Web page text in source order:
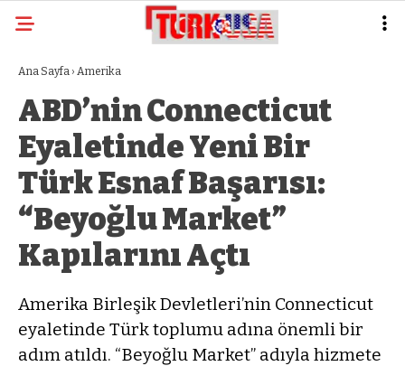
Ana Sayfa › Amerika
ABD’nin Connecticut
Eyaletinde Yeni Bir
Türk Esnaf Başarısı:
“Beyoğlu Market”
Kapılarını Açtı
Amerika Birleşik Devletleri’nin Connecticut
eyaletinde Türk toplumu adına önemli bir
adım atıldı. “Beyoğlu Market” adıyla hizmete